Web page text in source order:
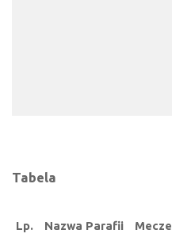
Tabela
Lp. Nazwa Parafii Mecze